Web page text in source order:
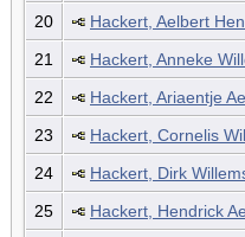
20 Hackert, Aelbert
21
Hackert, Anneke
22
Hackert, Ariaentje
23
Hackert, Cornelis
24
Hackert, Dirk
25
Hackert, Hendrick